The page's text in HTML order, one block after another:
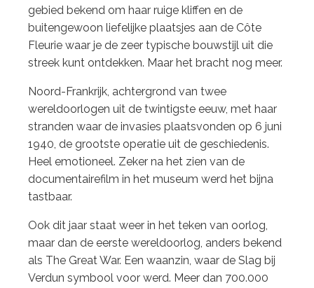
gebied bekend om haar ruige kliffen en de
buitengewoon liefelijke plaatsjes aan de Côte
Fleurie waar je de zeer typische bouwstijl uit die
streek kunt ontdekken. Maar het bracht nog meer.
Noord-Frankrijk, achtergrond van twee
wereldoorlogen uit de twintigste eeuw, met haar
stranden waar de invasies plaatsvonden op 6 juni
1940, de grootste operatie uit de geschiedenis.
Heel emotioneel. Zeker na het zien van de
documentairefilm in het museum werd het bijna
tastbaar.
Ook dit jaar staat weer in het teken van oorlog,
maar dan de eerste wereldoorlog, anders bekend
als The Great War. Een waanzin, waar de Slag bij
Verdun symbool voor werd. Meer dan 700.000